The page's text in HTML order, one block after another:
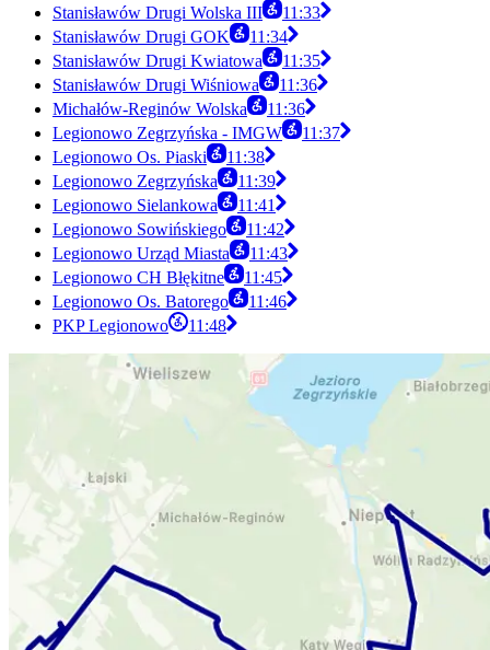
Stanisławów Drugi Wolska III
11:33
Stanisławów Drugi GOK
11:34
Stanisławów Drugi Kwiatowa
11:35
Stanisławów Drugi Wiśniowa
11:36
Michałów-Reginów Wolska
11:36
Legionowo Zegrzyńska - IMGW
11:37
Legionowo Os. Piaski
11:38
Legionowo Zegrzyńska
11:39
Legionowo Sielankowa
11:41
Legionowo Sowińskiego
11:42
Legionowo Urząd Miasta
11:43
Legionowo CH Błękitne
11:45
Legionowo Os. Batorego
11:46
PKP Legionowo
11:48